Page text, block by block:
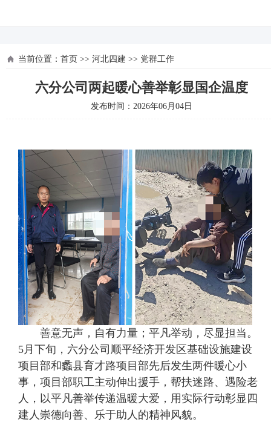
当前位置： 首页 >> 河北四建 >> 党群工作
六分公司两起暖心善举彰显国企温度
发布时间：2026年06月04日
善意无声，自有力量；平凡举动，尽显担当。
5月下旬，六分公司顺平经济开发区基础设施建设
项目部和蠡县育才路项目部先后发生两件暖心小
事，项目部职工主动伸出援手，帮扶迷路、遇险老
人，以平凡善举传递温暖大爱，用实际行动彰显四
建人崇德向善、乐于助人的精神风貌。